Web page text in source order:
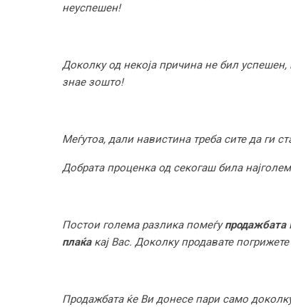
неуспешен!
Доколку од некоја причина не бил
знае зошто!
Меѓутоа, дали навистина треба сите да ги
Добрата проценка од секогаш била
Постои голема разлика помеѓупродажбата
плаќакај Вас. Доколку продавате
Продажбата ќе Ви донесе пари само